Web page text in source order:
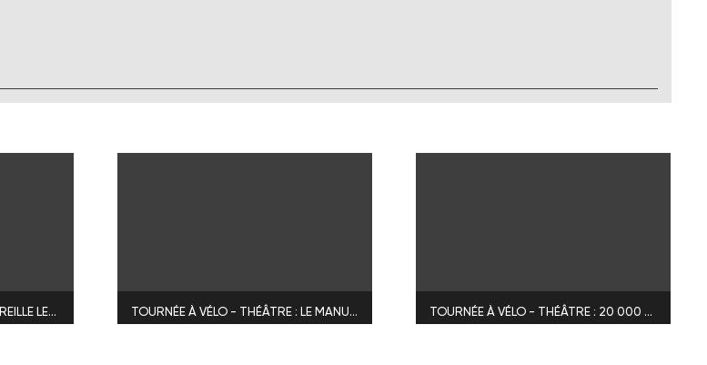
EXPOSITION DE LA PEINTRE MIREILLE LEFRICHE TOURNÉE À VÉLO - THÉÂTRE : LE MANUSCRIT DES CHIENS TOURNÉE À VÉLO - THÉÂTRE : 20 000 LIEUES SOUS LES MERS